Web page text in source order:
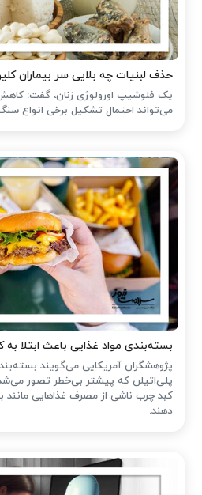
حذف لبنیات چه بلایی سر بیماران
یک فلوشیپ اورولوژی زنان، گفت:
می‌تواند احتمال تشکیل برخی انواع
بسته‌بندی مواد غذایی باعث ابتلا
پژوهشگران آمریکایی می‌گویند
پلی‌اتیلن که پیشتر بی‌خطر تصور
کبد چرب ناشی از مصرف غذاهایی مانند
دهند.